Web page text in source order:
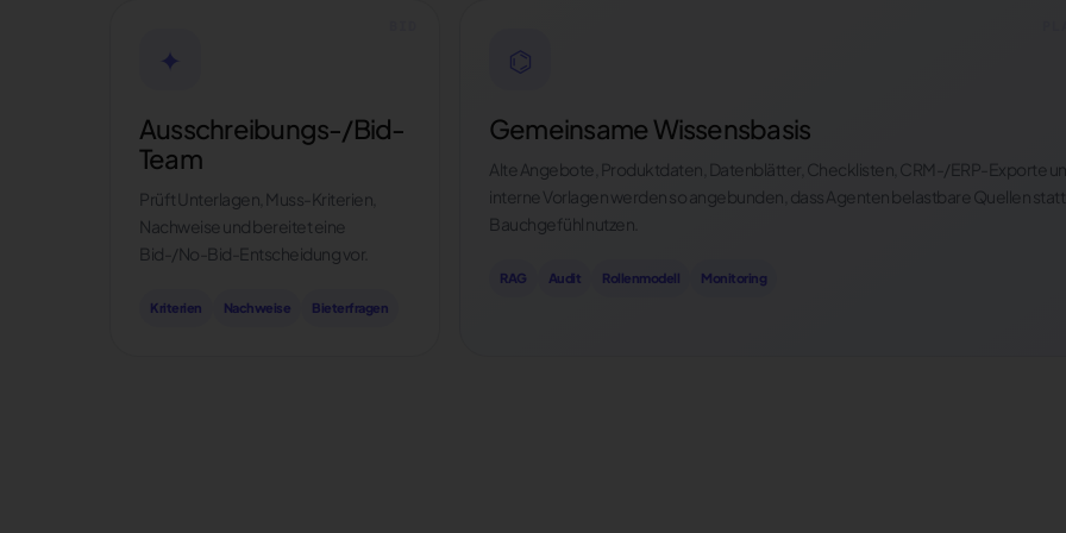
✦
Ausschreibungs-/Bid-
Team
Prüft Unterlagen, Muss-Kriterien,
Nachweise und bereitet eine
Bid-/No-Bid-Entscheidung vor.
Kriterien Nachweise Bieterfragen
⌬
Gemeinsame Wissensbasis
Alte Angebote, Produktdaten, Datenblätter, Checklisten, CRM-/ERP-Exporte
interne Vorlagen werden so angebunden, dass Agenten belastbare Quellen statt
Bauchgefühl nutzen.
RAG Audit Rollenmodell Monitoring